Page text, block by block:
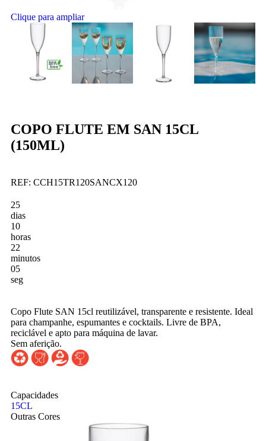
Clique para ampliar
COPO FLUTE EM SAN 15CL
(150ML)
REF: CCH15TR120SANCX120
25
dias
10
horas
22
minutos
03
seg
Copo Flute SAN 15cl reutilizável, transparente e resistente. Ideal
para champanhe, espumantes e cocktails. Livre de BPA,
reciclável e apto para máquina de lavar.
Sem aferição.
Capacidades
15CL
Outras Cores